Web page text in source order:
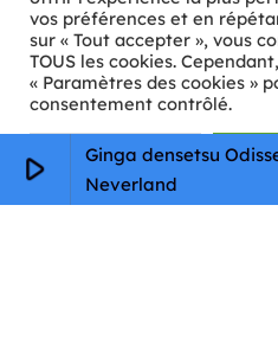
play_arrow
Ginga densetsu
Neverland
ℹ️ INFOS PRATIQUES
✉️Contact
🦊Qui sommes-nous ?
📄
Mentions légales
vos préférences et en
sur « Tout accepter », vous
TOUS les cookies.
« Paramètres des cookies »
consentement contrôlé.
Paramètres Cookie Tout